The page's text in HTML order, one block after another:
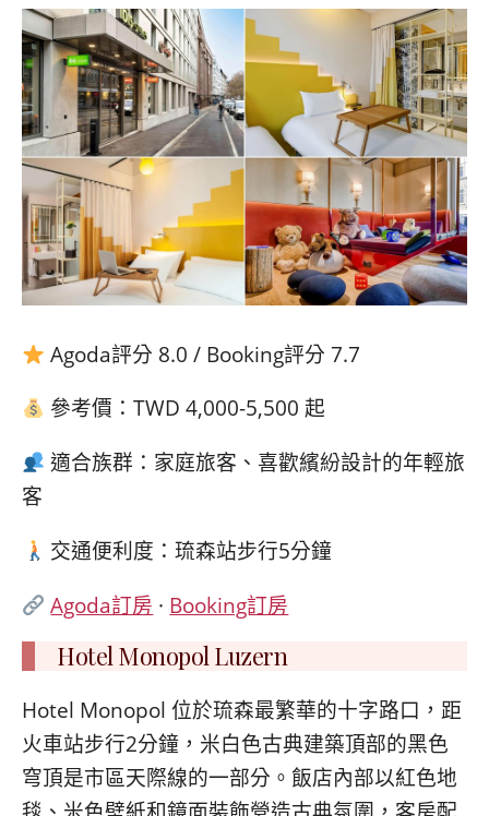
Agoda評分 8.0 / Booking評分 7.7
參考價：TWD 4,000-5,500 起
適合族群：家庭旅客、喜歡繽紛設計的年輕旅
客
交通便利度：琉森站步行5分鐘
Agoda訂房 · Booking訂房
Hotel Monopol Luzern
Hotel Monopol 位於琉森最繁華的十字路口，距
火車站步行2分鐘，米白色古典建築頂部的黑色
穹頂是市區天際線的一部分。飯店內部以紅色地